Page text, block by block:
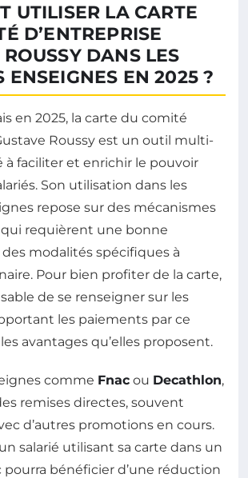
UTILISER LA CARTE
D’ENTREPRISE
DANS LES
ENSEIGNES EN 2025 ?
en 2025, la carte du comité
Roussy est un outil multi-
à faciliter et enrichir le pouvoir
Son utilisation dans les
repose sur des mécanismes
qui requièrent une bonne
modalités spécifiques à
Pour bien profiter de la carte,
de se renseigner sur les
les paiements par ce
avantages qu’elles proposent.
comme Fnac ou Decathlon,
remises directes, souvent
d’autres promotions en cours.
salarié utilisant sa carte dans un
pourra bénéficier d’une réduction